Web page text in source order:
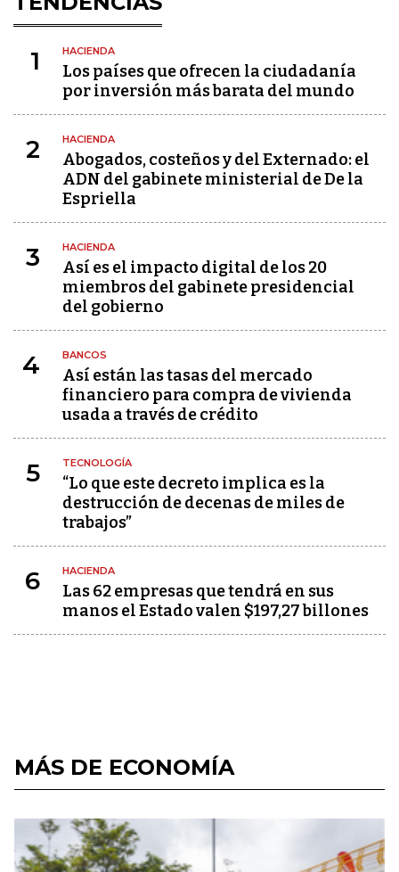
1 HACIENDA
Los países que ofrecen la ciudadanía
por inversión más barata del mundo
2 HACIENDA
Abogados, costeños y del Externado: el
ADN del gabinete ministerial de De la
Espriella
3 HACIENDA
Así es el impacto digital de los 20
miembros del gabinete presidencial
del gobierno
4 BANCOS
Así están las tasas del mercado
financiero para compra de vivienda
usada a través de crédito
5 TECNOLOGÍA
“Lo que este decreto implica es la
destrucción de decenas de miles de
trabajos”
6 HACIENDA
Las 62 empresas que tendrá en sus
manos el Estado valen $197,27 billones
MÁS DE ECONOMÍA